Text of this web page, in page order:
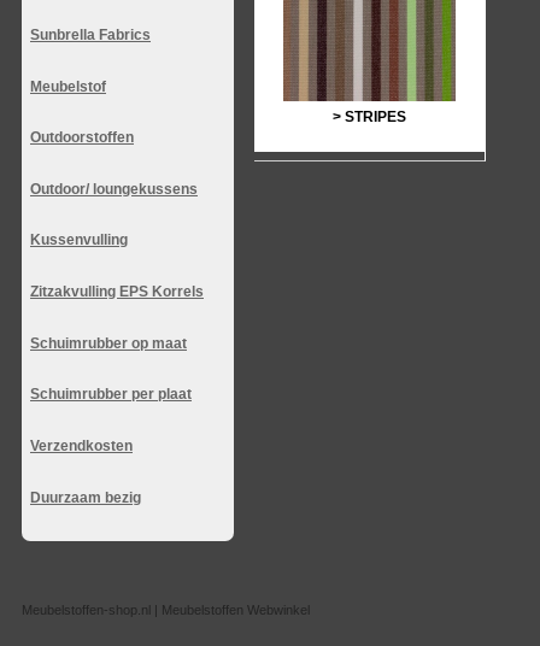
Sunbrella Fabrics
Meubelstof
Outdoorstoffen
Outdoor/ loungekussens
Kussenvulling
Zitzakvulling EPS Korrels
Schuimrubber op maat
Schuimrubber per plaat
Verzendkosten
Duurzaam bezig
> STRIPES
Meubelstoffen-shop.nl | Meubelstoffen Webwinkel